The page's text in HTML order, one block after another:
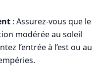
: Assurez-vous que le
modérée au soleil
l’entrée à l’est ou au